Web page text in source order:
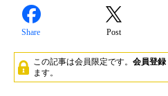
Share Post
この記事は会員限定です。 会員登録
ます。